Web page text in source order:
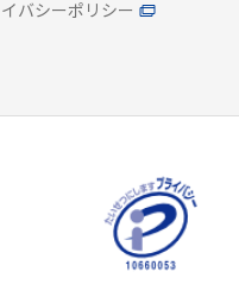
イバシーポリシー